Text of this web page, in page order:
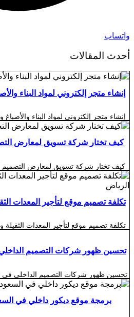
واتساب
أحدث المقالات
إنشاء متجر إلكتروني لمواد البناء
إنشاء متجر إلكتروني لمواد البناء
إنشاء متجر إلكتروني لمواد البناء
إنشاء متجر إلكتروني لمواد البناء
مهمة للمصانع والموردين والمستوردين
والوصول إلى المقاولين وشركات
كيف تختار شركة تسويق لمعارض
كيف تختار شركة تسويق لمعارض التصميم
كيف تختار شركة تسويق لمعارض التصميم
شركة تسويق لمعارض التصميم الداخلي
يعتمد على جمال التصميمات أو عدد
لأن التسويق في قطاع الديكور والتصميم
لسلوك
تكلفة تصميم موقع لتأجير المعدات
تكلفة تصميم موقع لتأجير المعدات
كبيرة حسب الهدف من الموقع وطبيعة
وطريقة استقبال طلبات العملاء. فهناك
تحسين ظهور شركات التصميم الداخلي
تحسين ظهور شركات التصميم الداخلي في
تحسين ظهور شركات التصميم الداخلي في
تحسين ظهور شركات التصميم الداخلي في
الوسائل التي تساعد مكاتب الديكور
إلى العملاء الباحثين فعليًا عن خدماتها.
برمجة موقع ديكور داخلي في